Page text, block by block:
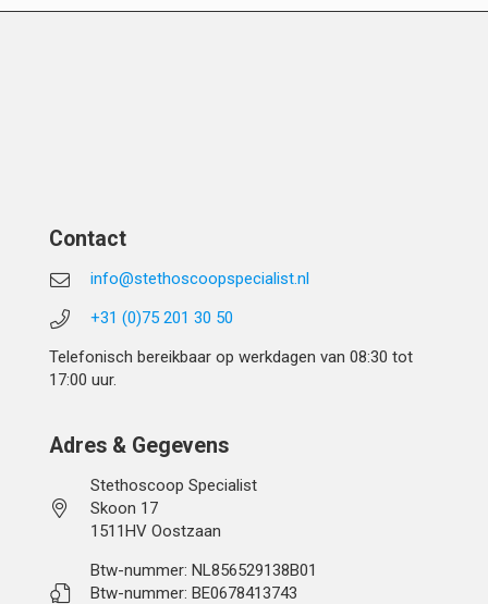
Contact
info@stethoscoopspecialist.nl
+31 (0)75 201 30 50
Telefonisch bereikbaar op werkdagen van 08:30 tot
17:00 uur.
Adres & Gegevens
Stethoscoop Specialist
Skoon 17
1511HV Oostzaan
Btw-nummer: NL856529138B01
Btw-nummer: BE0678413743